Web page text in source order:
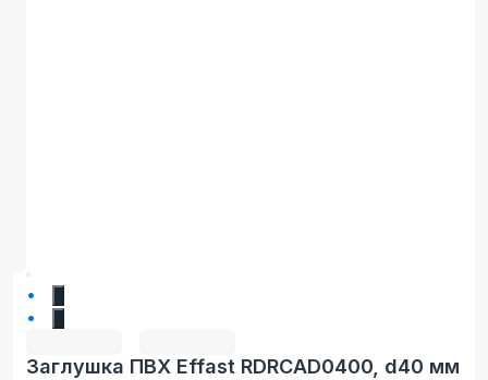
Заглушка ПВХ Effast RDRCAD0400, d40 мм